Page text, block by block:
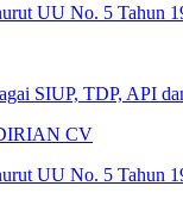
UU No. 5 Tahun
SIUP, TDP, API
CV
UU No. 5 Tahun